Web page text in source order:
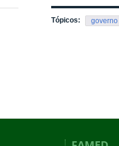
Tópicos: